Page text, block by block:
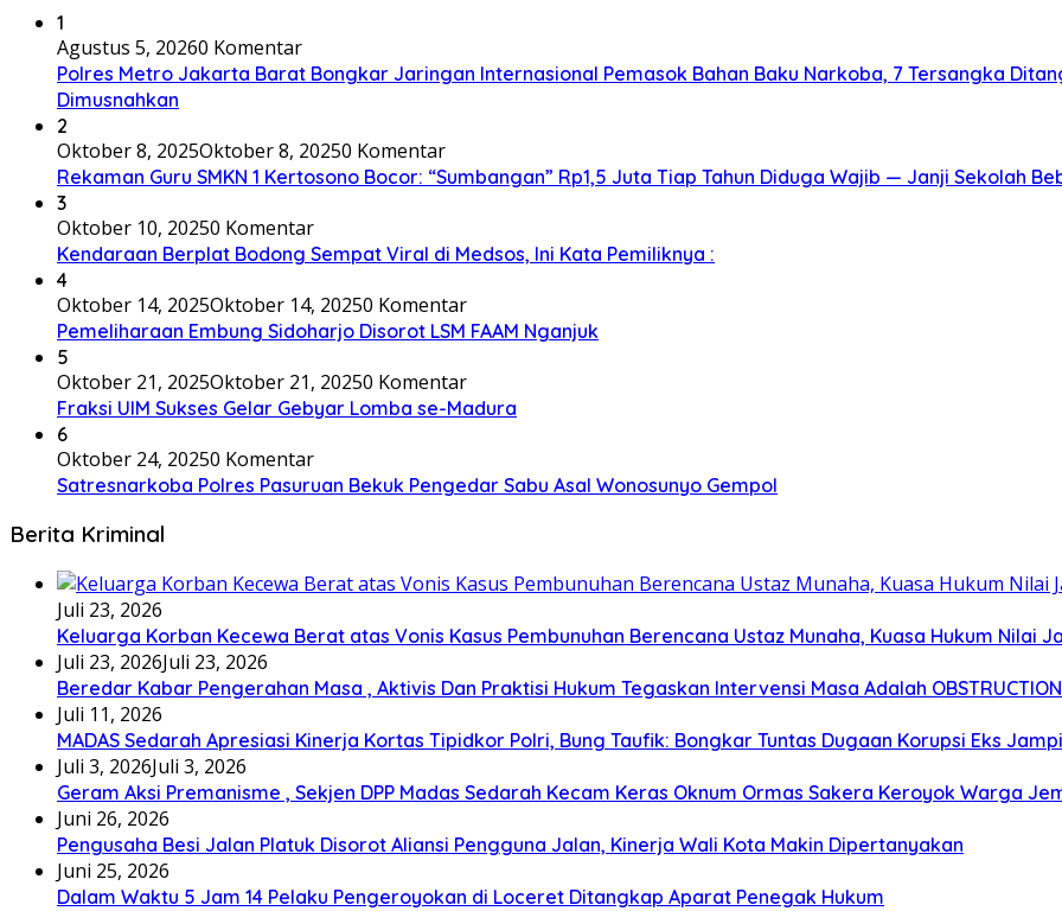
1
Agustus 5, 20260 Komentar
Polres Metro Jakarta Barat Bongkar Jaringan Internasional Pemasok Bahan Baku Narkoba, 7 Tersangka
Dimusnahkan
2
Oktober 8, 2025Oktober 8, 20250 Komentar
Rekaman Guru SMKN 1 Kertosono Bocor: “Sumbangan” Rp1,5 Juta Tiap Tahun Diduga Wajib — Janji Sekolah
3
Oktober 10, 20250 Komentar
Kendaraan Berplat Bodong Sempat Viral di Medsos, Ini Kata Pemiliknya :
4
Oktober 14, 2025Oktober 14, 20250 Komentar
Pemeliharaan Embung Sidoharjo Disorot LSM FAAM Nganjuk
5
Oktober 21, 2025Oktober 21, 20250 Komentar
Fraksi UIM Sukses Gelar Gebyar Lomba se-Madura
6
Oktober 24, 20250 Komentar
Satresnarkoba Polres Pasuruan Bekuk Pengedar Sabu Asal Wonosunyo Gempol
Berita Kriminal
Juli 23, 2026
Keluarga Korban Kecewa Berat atas Vonis Kasus Pembunuhan Berencana Ustaz Munaha, Kuasa Hukum Nilai
Juli 23, 2026Juli 23, 2026
Beredar Kabar Pengerahan Masa , Aktivis Dan Praktisi Hukum Tegaskan Intervensi Masa Adalah OBSTRUCTION
Juli 11, 2026
MADAS Sedarah Apresiasi Kinerja Kortas Tipidkor Polri, Bung Taufik: Bongkar Tuntas Dugaan Korupsi Eks
Juli 3, 2026Juli 3, 2026
Geram Aksi Premanisme , Sekjen DPP Madas Sedarah Kecam Keras Oknum Ormas Sakera Keroyok Warga
Juni 26, 2026
Pengusaha Besi Jalan Platuk Disorot Aliansi Pengguna Jalan, Kinerja Wali Kota Makin Dipertanyakan
Juni 25, 2026
Dalam Waktu 5 Jam 14 Pelaku Pengeroyokan di Loceret Ditangkap Aparat Penegak Hukum